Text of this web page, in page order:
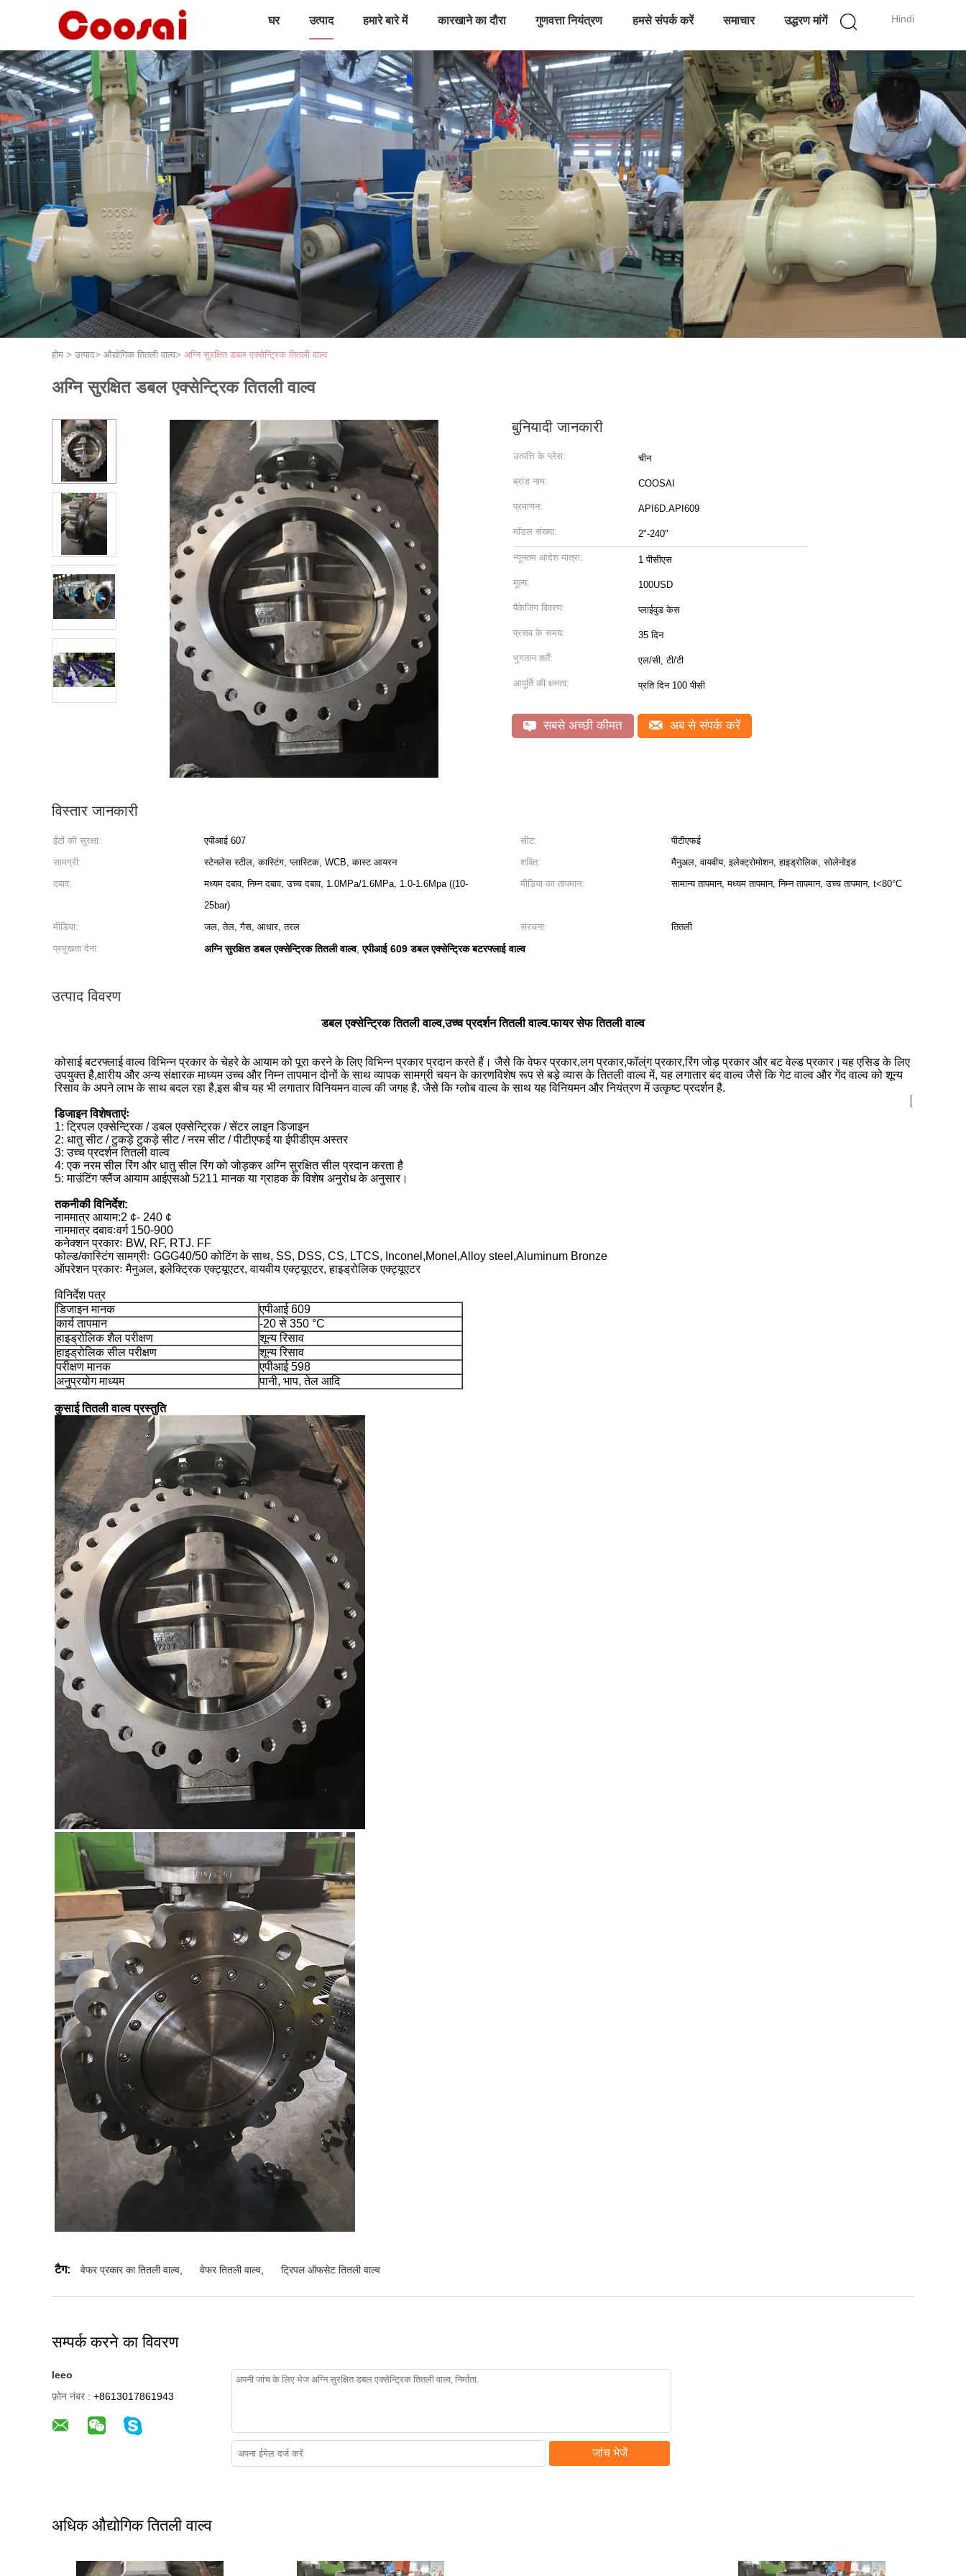
Hindi
घर उत्पाद हमारे बारे में कारखाने का दौरा गुणवत्ता नियंत्रण हमसे संपर्क करें समाचार उद्धरण मांगें
होम > उत्पाद> औद्योगिक तितली वाल्व> अग्नि सुरक्षित डबल एक्सेन्ट्रिक तितली वाल्व
अग्नि सुरक्षित डबल एक्सेन्ट्रिक तितली वाल्व
बुनियादी जानकारी
उत्पत्ति के प्लेस: चीन
ब्रांड नाम: COOSAI
प्रमाणन: API6D.API609
मॉडल संख्या: 2"-240"
न्यूनतम आदेश मात्रा: 1 पीसीएस
मूल्य: 100USD
पैकेजिंग विवरण: प्लाईवुड केस
प्रसव के समय: 35 दिन
भुगतान शर्तें: एल/सी, टी/टी
आपूर्ति की क्षमता: प्रति दिन 100 पीसी
सबसे अच्छी कीमत अब से संपर्क करें
विस्तार जानकारी
ईंटों की सुरक्षा: एपीआई 607 सीट:
पीटीएफई
सामग्री:
स्टेनलेस स्टील, कास्टिंग, प्लास्टिक, WCB, कास्ट आयरन शक्ति:
मैनुअल, वायवीय, इलेक्ट्रोमोशन, हाइड्रोलिक, सोलेनोइड
दबाव:
मध्यम दबाव, निम्न दबाव, उच्च दबाव, 1.0MPa/1.6MPa, 1.0-1.6Mpa ((10-
25bar)
मीडिया का तापमान: सामान्य तापमान, मध्यम तापमान, निम्न तापमान, उच्च तापमान, t<80°C
मीडिया: जल, तेल, गैस, आधार, तरल संरचना:
तितली
प्रमुखता देना:
अग्नि सुरक्षित डबल एक्सेन्ट्रिक तितली वाल्व,एपीआई 609 डबल एक्सेन्ट्रिक बटरफ्लाई वाल्व
उत्पाद विवरण
डबल एक्सेन्ट्रिक तितली वाल्व,उच्च प्रदर्शन तितली वाल्व.फायर सेफ तितली वाल्व
कोसाई बटरफ्लाई वाल्व विभिन्न प्रकार के चेहरे के आयाम को पूरा करने के लिए विभिन्न प्रकार प्रदान करते हैं। जैसे कि वेफर प्रकार,लग प्रकार,फॉल्ंग प्रकार,रिंग जोड़ प्रकार और बट वेल्ड प्रकार।यह एसिड के लिए
उपयुक्त है,क्षारीय और अन्य संक्षारक माध्यम उच्च और निम्न तापमान दोनों के साथ व्यापक सामग्री चयन के कारणविशेष रूप से बड़े व्यास के तितली वाल्व में, यह लगातार बंद वाल्व जैसे कि गेट वाल्व और गेंद वाल्व को शून्य
रिसाव के अपने लाभ के साथ बदल रहा है,इस बीच यह भी लगातार विनियमन वाल्व की जगह है. जैसे कि ग्लोब वाल्व के साथ यह विनियमन और नियंत्रण में उत्कृष्ट प्रदर्शन है.
डिजाइन विशेषताएंः
1: ट्रिपल एक्सेन्ट्रिक / डबल एक्सेन्ट्रिक / सेंटर लाइन डिजाइन
2: धातु सीट / टुकड़े टुकड़े सीट / नरम सीट / पीटीएफई या ईपीडीएम अस्तर
3: उच्च प्रदर्शन तितली वाल्व
4: एक नरम सील रिंग और धातु सील रिंग को जोड़कर अग्नि सुरक्षित सील प्रदान करता है
5: माउंटिंग फ्लैंज आयाम आईएसओ 5211 मानक या ग्राहक के विशेष अनुरोध के अनुसार।
तकनीकी विनिर्देश:
नाममात्र आयाम:2 ¢- 240 ¢
नाममात्र दबावःवर्ग 150-900
कनेक्शन प्रकारः BW, RF, RTJ. FF
फोल्ड/कास्टिंग सामग्रीः GGG40/50 कोटिंग के साथ, SS, DSS, CS, LTCS, Inconel,Monel,Alloy steel,Aluminum Bronze
ऑपरेशन प्रकारः मैनुअल, इलेक्ट्रिक एक्ट्यूएटर, वायवीय एक्ट्यूएटर, हाइड्रोलिक एक्ट्यूएटर
विनिर्देश पत्र
डिजाइन मानक
एपीआई 609
कार्य तापमान
-20 से 350 °C
हाइड्रोलिक शैल परीक्षण
शून्य रिसाव
हाइड्रोलिक सील परीक्षण
शून्य रिसाव
परीक्षण मानक
एपीआई 598
अनुप्रयोग माध्यम
पानी, भाप, तेल आदि
कुसाई तितली वाल्व प्रस्तुति
टैग: वेफर प्रकार का तितली वाल्व वेफर तितली वाल्व ट्रिपल ऑफसेट तितली वाल्व
सम्पर्क करने का विवरण
leeo
फ़ोन नंबर : +8613017861943
जांच भेजें
अधिक औद्योगिक तितली वाल्व